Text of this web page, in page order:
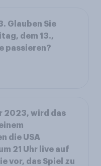
Glauben Sie
dem 13.,
passieren?
2023, wird das
die USA
21 Uhr live auf
vor, das Spiel zu